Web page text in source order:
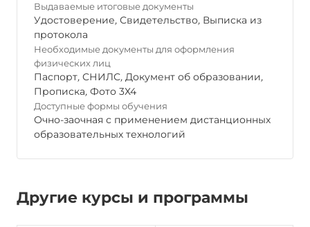
Выдаваемые итоговые документы
Удостоверение, Свидетельство, Выписка из
протокола
Необходимые документы для оформления
физических лиц
Паспорт, СНИЛС, Документ об образовании,
Прописка, Фото 3Х4
Доступные формы обучения
Очно-заочная с применением дистанционных
образовательных технологий
Другие курсы и программы